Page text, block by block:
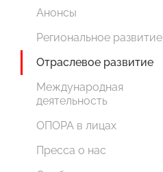
Анонсы
Региональное развитие
Отраслевое развитие
Международная
деятельность
ОПОРА в лицах
Пресса о нас